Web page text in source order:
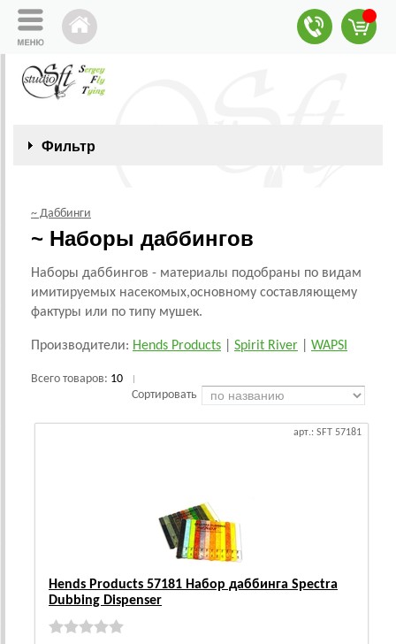
Фильтр
~ Даббинги
~ Наборы даббингов
Наборы даббингов - материалы подобраны по видам
имитируемых насекомых,основному составляющему
фактуры или по типу мушек.
Производители: Hends Products Spirit River WAPSI
Всего товаров: 10
Сортировать
арт.: SFT 57181
Hends Products 57181 Набор даббинга Spectra
Dubbing Dispenser